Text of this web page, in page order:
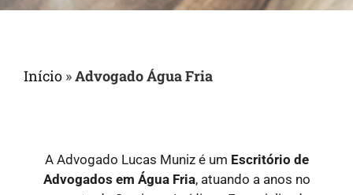
Início »Advogado Água Fria
A Advogado Lucas Muniz é um Escritório de
Advogados em Água Fria, atuando a anos no